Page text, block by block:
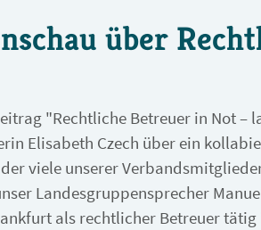
über
"Rechtliche Betreuer in Not –
Elisabeth Czech über ein
viele unserer
Landesgruppensprecher
als rechtlicher Betreuer